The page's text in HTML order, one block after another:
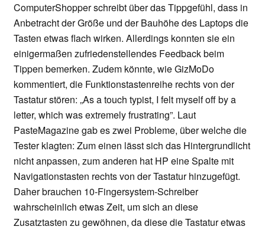
ComputerShopper schreibt über das Tippgefühl, dass in
Anbetracht der Größe und der Bauhöhe des Laptops die
Tasten etwas flach wirken. Allerdings konnten sie ein
einigermaßen zufriedenstellendes Feedback beim
Tippen bemerken. Zudem könnte, wie GizMoDo
kommentiert, die Funktionstastenreihe rechts von der
Tastatur stören: „As a touch typist, I felt myself off by a
letter, which was extremely frustrating”. Laut
PasteMagazine gab es zwei Probleme, über welche die
Tester klagten: Zum einen lässt sich das Hintergrundlicht
nicht anpassen, zum anderen hat HP eine Spalte mit
Navigationstasten rechts von der Tastatur hinzugefügt.
Daher brauchen 10-Fingersystem-Schreiber
wahrscheinlich etwas Zeit, um sich an diese
Zusatztasten zu gewöhnen, da diese die Tastatur etwas